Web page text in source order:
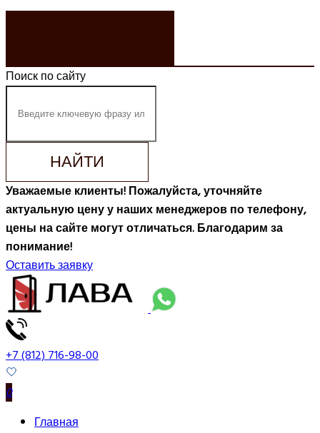
Поиск по сайту
НАЙТИ
Уважаемые клиенты! Пожалуйста, уточняйте
актуальную цену у наших менеджеров по телефону,
цены на сайте могут отличаться. Благодарим за
понимание!
Оставить заявку
+7 (812) 716-98-00
0
Главная